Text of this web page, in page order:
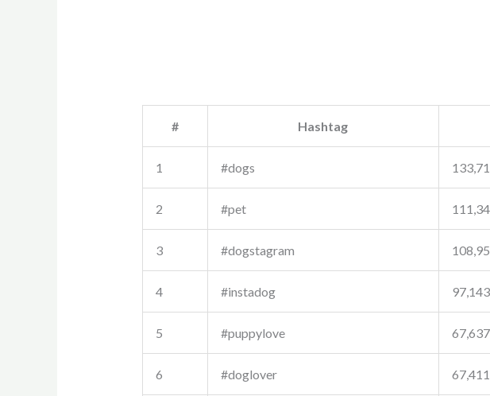
# Hashtag
1 #dogs
2 #pet
3 #dogstagram
4 #instadog
5 #puppylove
6 #doglover